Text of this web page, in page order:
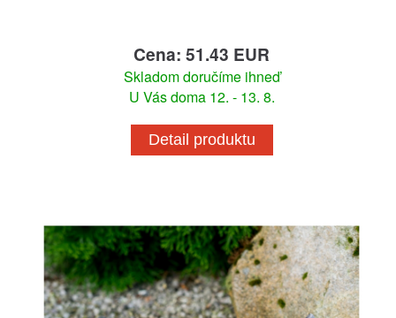
Cena: 51.43 EUR
Skladom doručíme ihneď
U Vás doma 12. - 13. 8.
Detail produktu